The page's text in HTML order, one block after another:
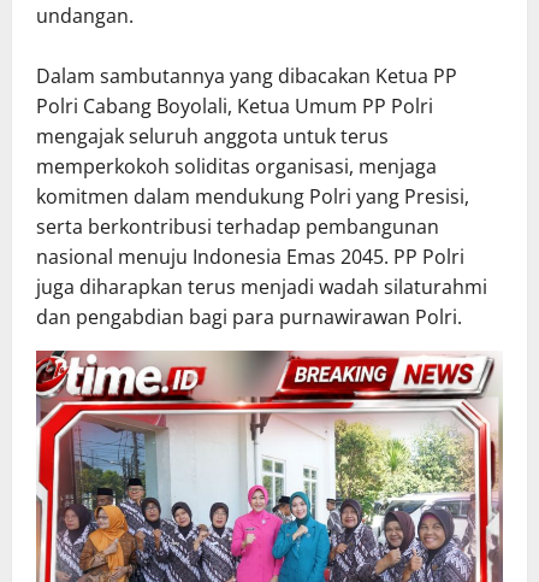
undangan.
Dalam sambutannya yang dibacakan Ketua PP
Polri Cabang Boyolali, Ketua Umum PP Polri
mengajak seluruh anggota untuk terus
memperkokoh soliditas organisasi, menjaga
komitmen dalam mendukung Polri yang Presisi,
serta berkontribusi terhadap pembangunan
nasional menuju Indonesia Emas 2045. PP Polri
juga diharapkan terus menjadi wadah silaturahmi
dan pengabdian bagi para purnawirawan Polri.